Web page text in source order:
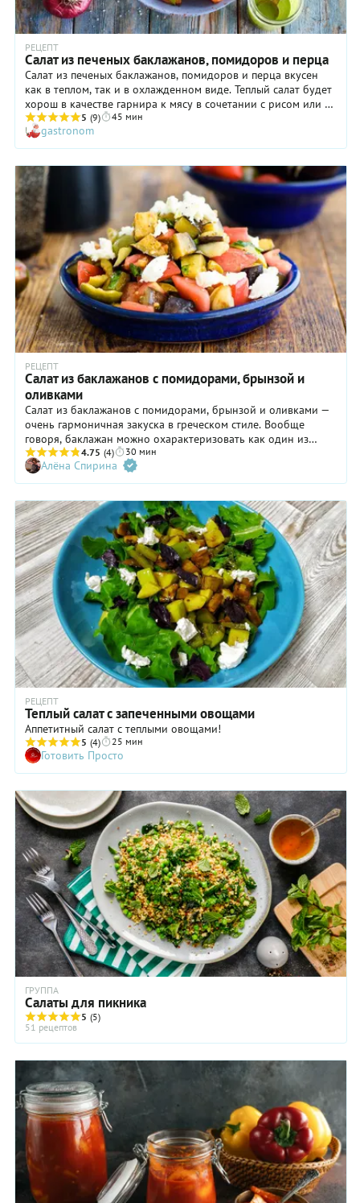
РЕЦЕПТ
Салат из печеных баклажанов, помидоров и перца
Салат из печеных баклажанов, помидоров и перца вкусен
как в теплом, так и в охлажденном виде. Теплый салат будет
хорош в качестве гарнира к мясу в сочетании с рисом или в
чистом виде – просто смешиваете горячие запеченные
баклажаны и перец со свежими помидорами, луком и
заправкой – и сразу подаете. Во-втором случае –
охлаждаете запеченные овощи, а затем даете салату
немного настояться в холодильнике, чтобы овощи
обменялись соками и ароматами. Такой салат совершенно
точно многим покажется вкуснее обычной домашней
баклажанной икры. Разумеется, все зависит от конкретного
случая, но на столе салат смотрится куда эстетичнее. Для
красоты мы предлагаем использовать в рецепте сладкий
перец двух цветов – красный и желтый. Но на конечный
вкус это, как вы понимаете, не влияет.
5 (9) 45 мин
gastronom
РЕЦЕПТ
Салат из баклажанов с помидорами, брынзой и
оливками
Салат из баклажанов с помидорами, брынзой и оливками —
очень гармоничная закуска в греческом стиле. Вообще
говоря, баклажан можно охарактеризовать как один из
самых нескучных и терпеливых овощей. Кто с этим не
согласен, тот просто сам нетерпелив и не хочет найти
правильный подход к баклажану. А ведь этот овощ с
готовностью выносит любые способы термической
обработки, от приготовления на пару до варки в сиропе.
Баклажан готов сотрудничать практически с любыми
другими продуктами, хоть с нежными сливками, хоть с
мясом, хоть с самыми кислыми фруктами и сыром. Но в этом
рецепте он сливается в экстазе с самыми очевидными
«попутчиками» — сочными помидорами, солоновато-
сливочной брынзой и пикантными оливками.
4.75 (4) 30 мин
Алёна Спирина
РЕЦЕПТ
Теплый салат с запеченными овощами
Аппетитный салат с теплыми овощами!
5 (4) 25 мин
Готовить Просто
ГРУППА
Салаты для пикника
5 (5)
51 рецептов